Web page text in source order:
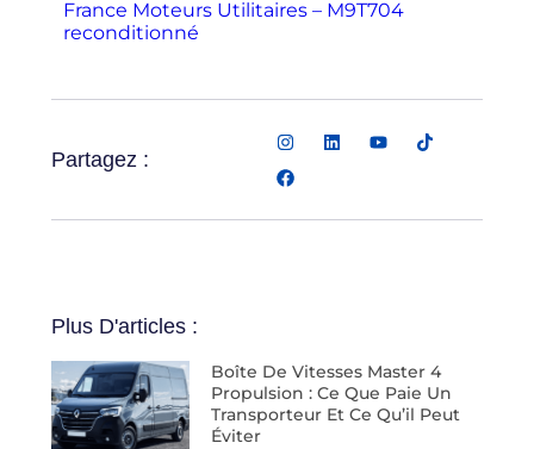
France Moteurs Utilitaires – M9T704
reconditionné
Partagez :
Plus D'articles :
Boîte De Vitesses Master 4
Propulsion : Ce Que Paie Un
Transporteur Et Ce Qu’il Peut
Éviter